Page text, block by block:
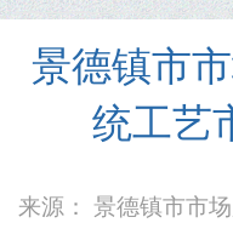
景德镇市
统工艺
来源： 景德镇市市